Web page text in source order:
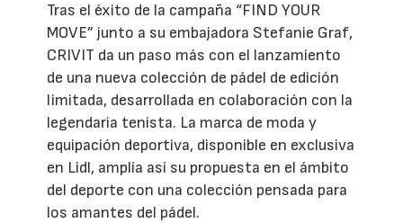
Tras el éxito de la campaña “FIND YOUR
MOVE” junto a su embajadora Stefanie Graf,
CRIVIT da un paso más con el lanzamiento
de una nueva colección de pádel de edición
limitada, desarrollada en colaboración con la
legendaria tenista. La marca de moda y
equipación deportiva, disponible en exclusiva
en Lidl, amplía así su propuesta en el ámbito
del deporte con una colección pensada para
los amantes del pádel.